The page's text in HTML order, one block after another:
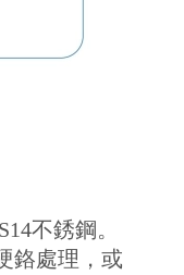
不銹鋼。
鉻處理，或